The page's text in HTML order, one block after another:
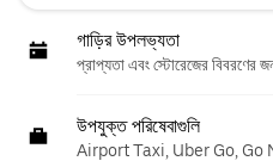
গাড়ির উপলভ্যতা
প্রাপ্যতা এবং স্টোরেজের বিবরণের
উপযুক্ত পরিষেবাগুলি
Airport Taxi, Uber Go, Go